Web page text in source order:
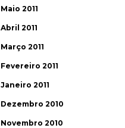
Maio 2011
Abril 2011
Março 2011
Fevereiro 2011
Janeiro 2011
Dezembro 2010
Novembro 2010